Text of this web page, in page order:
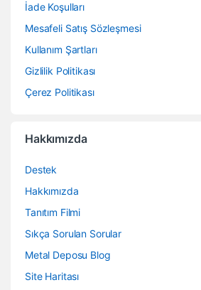
İade Koşulları
Mesafeli Satış Sözleşmesi
Kullanım Şartları
Gizlilik Politikası
Çerez Politikası
Hakkımızda
Destek
Hakkımızda
Tanıtım Filmi
Sıkça Sorulan Sorular
Metal Deposu Blog
Site Haritası